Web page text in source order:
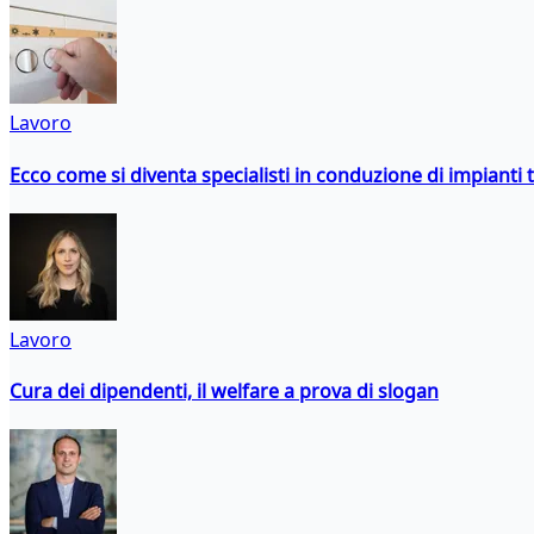
Lavoro
Ecco come si diventa specialisti in conduzione di impianti
Lavoro
Cura dei dipendenti, il welfare a prova di slogan